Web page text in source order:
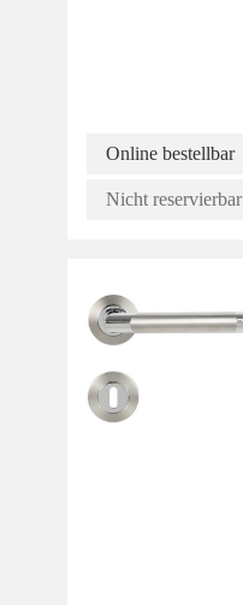
Online bestellbar
Nicht reservierbar